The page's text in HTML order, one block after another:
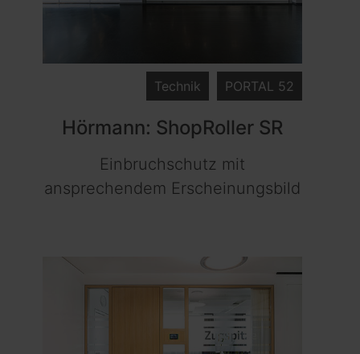
PORTAL 52
Technik
Hörmann: ShopRoller SR
Einbruchschutz mit
ansprechendem Erscheinungsbild